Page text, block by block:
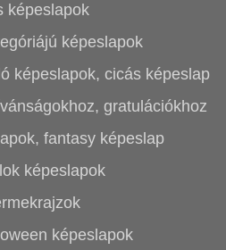
képeslapok
képeslapok
képeslapok, cicás képeslap
gratulációkhoz
fantasy képeslap
képeslapok
képeslapok